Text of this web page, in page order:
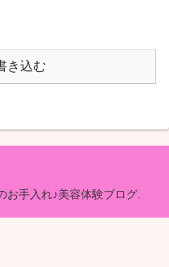
き込む
手入れ♪美容体験ブログ.